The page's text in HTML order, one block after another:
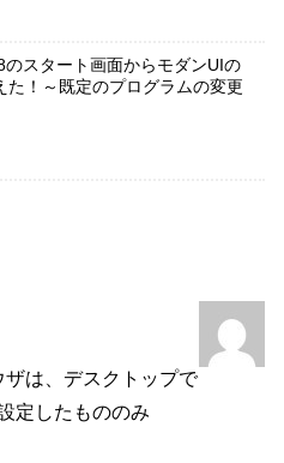
のスタート画面からモダンUIの
た！～既定のプログラムの変更
は、デスクトップで
定したもののみ